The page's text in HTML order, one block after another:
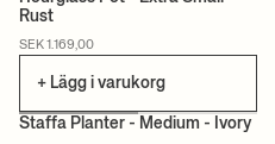
Rust
SEK 1.169,00
+ Lägg i varukorg
Staffa Planter - Medium - Ivory